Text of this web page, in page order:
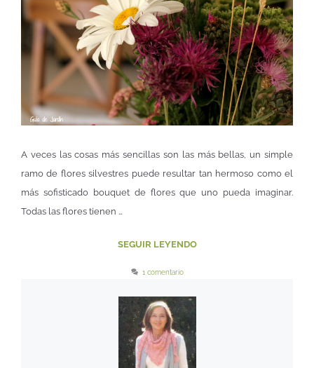
A veces las cosas más sencillas son las más bellas, un simple
ramo de flores silvestres puede resultar tan hermoso como el
más sofisticado bouquet de flores que uno pueda imaginar.
Todas las flores tienen …
SEGUIR LEYENDO
1 comentario